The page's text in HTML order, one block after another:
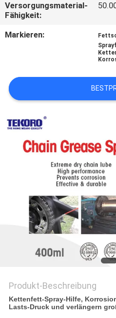
BITTE UM
SITEMAP
Versorgungsmaterial-
Fähigkeit:
Markieren:
Produkt-Beschreibung
Kettenfett-Spray-Hilfe,
Lasts-Druck und verlängern